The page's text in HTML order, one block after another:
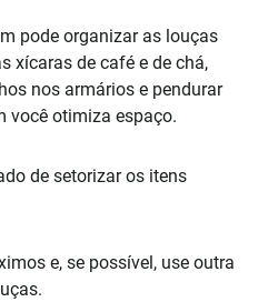
pode organizar as louças
xícaras de café e de chá,
nos armários e pendurar
você otimiza espaço.
de setorizar os itens
e, se possível, use outra